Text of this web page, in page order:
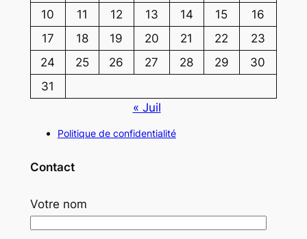
10
11 12 13 14 15
16
17
18 19 20 21 22
23
24
25 26 27 28 29
30
31
« Juil
Politique de confidentialité
Contact
Votre nom